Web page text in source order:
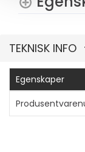
TEKNISK INFO
Egenskaper